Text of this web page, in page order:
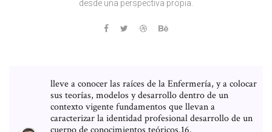
desde una perspectiva propia.
lleve a conocer las raíces de la Enfermería, y a colocar
sus teorías, modelos y desarrollo dentro de un
contexto vigente fundamentos que llevan a
caracterizar la identidad profesional desarrollo de un